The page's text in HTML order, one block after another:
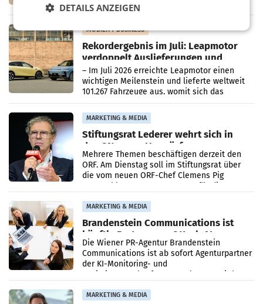
kartellrechtlich freigegeben: Die
Bundeskartellanwalt
MOBILITY BUSINESS
Rekordergebnis im Juli: Leapmotor
verdoppelt Auslieferungen und
überschreitet die 100.000er-Marke
– Im Juli 2026 erreichte Leapmotor einen
wichtigen Meilenstein und lieferte weltweit
101.267 Fahrzeuge aus, womit sich das
Ergebnis gegenüber Juli 2025 mehr als
verdoppelte (+102
MARKETING & MEDIA
Stiftungsrat Lederer wehrt sich in
den SN gegen Vorwürfe
Mehrere Themen beschäftigen derzeit den
ORF. Am Dienstag soll im Stiftungsrat über
die vom neuen ORF-Chef Clemens Pig
vorgeschlagenen Besetzungen für die
MARKETING & MEDIA
Brandenstein Communications ist
künftig Partner von OtterlyAI
Die Wiener PR-Agentur Brandenstein
Communications ist ab sofort Agenturpartner
der KI-Monitoring- und
Optimierungsplattform OtterlyAI. Damit baut
MARKETING & MEDIA
DETAILS ANZEIGEN